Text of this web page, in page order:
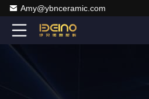
Amy@ybnceramic.com